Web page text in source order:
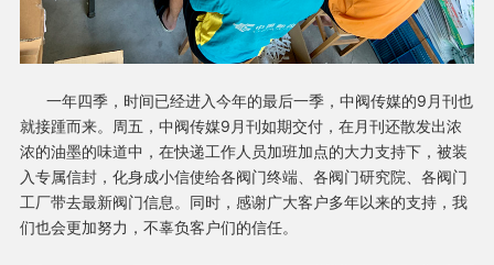
一年四季，时间已经进入今年的最后一季，中阀传媒的9月刊也
就接踵而来。
周五，中阀传媒9月刊如期交付，在月刊还散发出浓
浓的油墨的味道中，在快递工作人员加班加点的大力支持下，被装
入专属信封，化身成小信使给各阀门终端、各阀门研究院、各阀门
工厂带去最新阀门信息。同时，感谢广大客户多年以来的支持，我
们也会更加努力，不辜负客户们的信任。